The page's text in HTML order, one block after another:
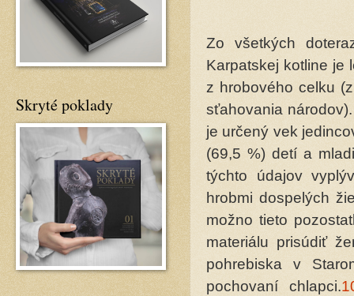
Zo všetkých
Karpatskej kotline je
z hrobového celku
sťahovania
je určený vek
(69,5 %) detí a
týchto údajov
hrobmi dospelých
možno tieto
materiálu prisúdiť
pohrebiska v
pochovaní chlapci.
Skryté poklady